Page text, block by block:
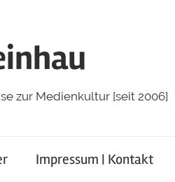
zur Medienkultur [seit 2006]
Impressum | Kontakt